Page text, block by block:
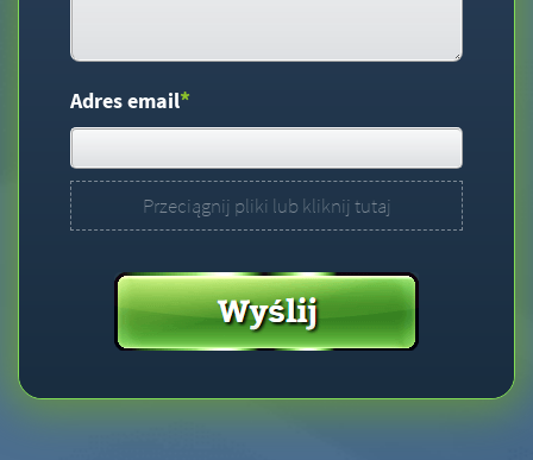
Adres email*
Przeciągnij pliki lub kliknij tutaj